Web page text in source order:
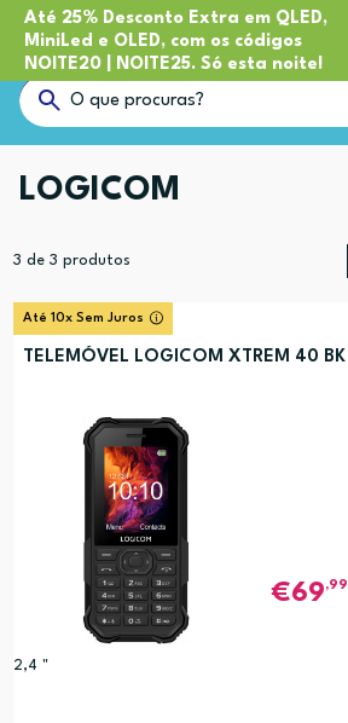
Até 25% Desconto Extra em QLED,
MiniLed e OLED, com os códigos
NOITE20 | NOITE25. Só esta noite!
LOGICOM
3 de 3 produtos
Até 10x Sem Juros
TELEMÓVEL LOGICOM XTREM 40 BK
2,4 "
69,99